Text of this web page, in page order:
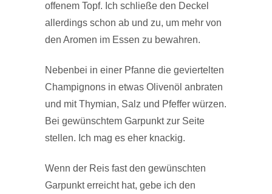
offenem Topf. Ich schließe den Deckel
allerdings schon ab und zu, um mehr von
den Aromen im Essen zu bewahren.
Nebenbei in einer Pfanne die geviertelten
Champignons in etwas Olivenöl anbraten
und mit Thymian, Salz und Pfeffer würzen.
Bei gewünschtem Garpunkt zur Seite
stellen. Ich mag es eher knackig.
Wenn der Reis fast den gewünschten
Garpunkt erreicht hat, gebe ich den